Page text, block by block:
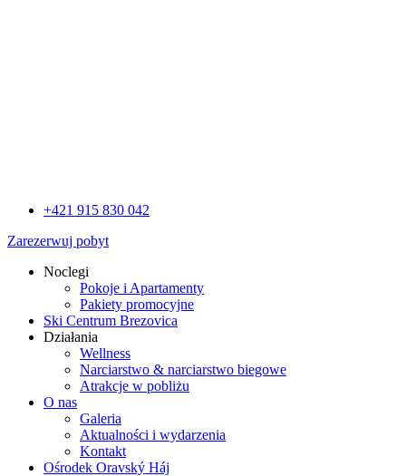
+421 915 830 042
Zarezerwuj pobyt
Noclegi
Pokoje i Apartamenty
Pakiety promocyjne
Ski Centrum Brezovica
Działania
Wellness
Narciarstwo & narciarstwo biegowe
Atrakcje w pobliżu
O nas
Galeria
Aktualności i wydarzenia
Kontakt
Ośrodek Oravský Háj